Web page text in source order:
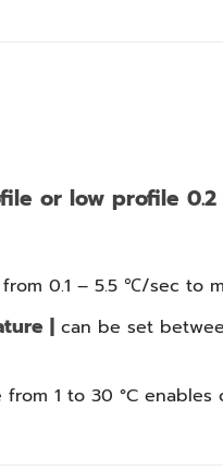
or low profile
from 0.1 – 5.5 ℃/sec to
| can be set
from 1 to 30 °C